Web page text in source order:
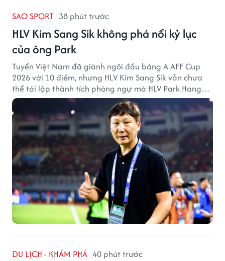
SAO SPORT 38 phút trước
HLV Kim Sang Sik không phá nổi kỷ lục
của ông Park
Tuyển Việt Nam đã giành ngôi đầu bảng A AFF Cup
2026 với 10 điểm, nhưng HLV Kim Sang Sik vẫn chưa
thể tái lập thành tích phòng ngự mà HLV Park Hang
Seo từng tạo ra.
DU LỊCH - KHÁM PHÁ 40 phút trước